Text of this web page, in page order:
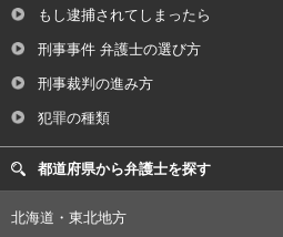
もし逮捕されてしまったら
刑事事件 弁護士の選び方
刑事裁判の進み方
犯罪の種類
都道府県から弁護士を探す
北海道・東北地方